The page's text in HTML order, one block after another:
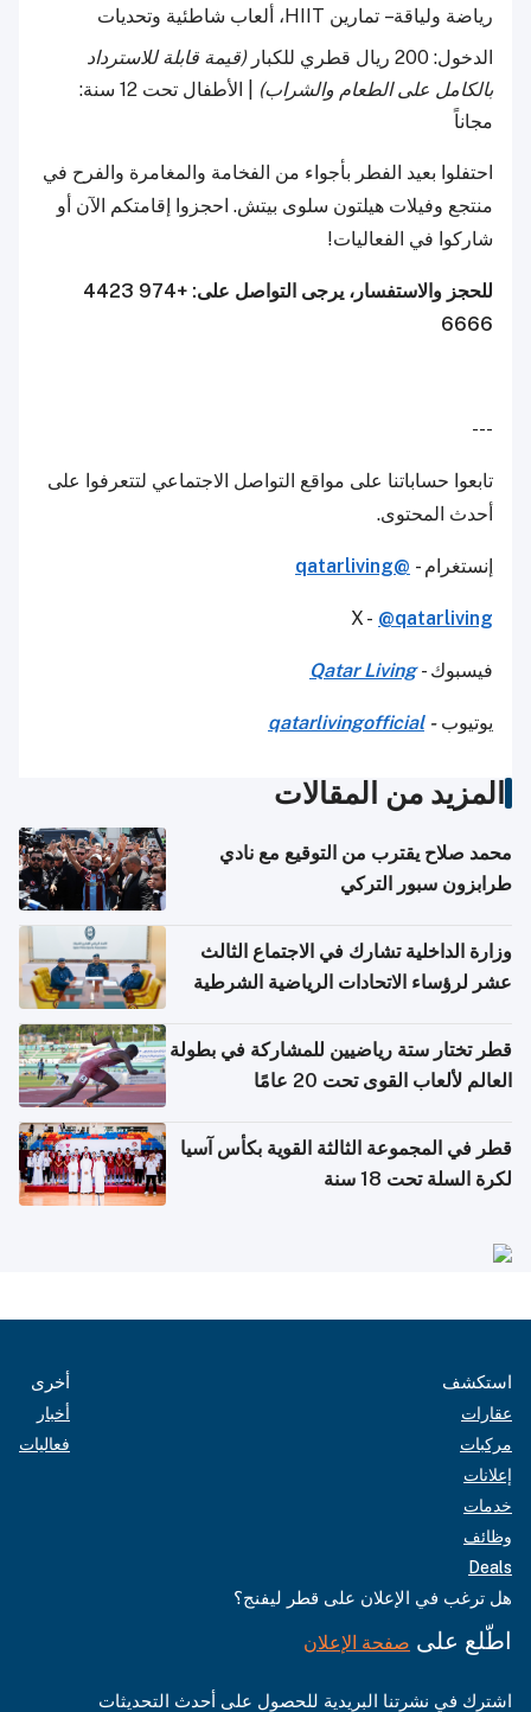
رياضة ولياقة – تمارين HIIT، ألعاب شاطئية وتحديات
الدخول: 200 ريال قطري للكبار
(قيمة قابلة للاسترداد
بالكامل على الطعام والشراب)
| الأطفال تحت 12 سنة:
مجاناً
احتفلوا بعيد الفطر بأجواء من الفخامة والمغامرة والفرح في
منتجع وفيلات هيلتون سلوى بيتش. احجزوا إقامتكم الآن أو
شاركوا في الفعاليات!
للحجز والاستفسار، يرجى التواصل على: +974 4423
6666
---
تابعوا حساباتنا على مواقع التواصل الاجتماعي لتتعرفوا على
أحدث المحتوى.
إنستغرام - @qatarliving
X - @qatarliving
فيسبوك -Qatar Living
يوتيوب-
qatarlivingofficial
المزيد من المقالات
محمد صلاح يقترب من التوقيع مع نادي
طرابزون سبور التركي
وزارة الداخلية تشارك في الاجتماع الثالث
عشر لرؤساء الاتحادات الرياضية الشرطية
قطر تختار ستة رياضيين للمشاركة في بطولة
العالم لألعاب القوى تحت 20 عامًا
قطر في المجموعة الثالثة القوية بكأس آسيا
لكرة السلة تحت 18 سنة
استكشف
عقارات
مركبات
إعلانات
خدمات
وظائف
Deals
أخرى
أخبار
فعاليات
هل ترغب في الإعلان على قطر ليفنج؟
اطّلع على صفحة الإعلان
اشترك في نشرتنا البريدية للحصول على أحدث التحديثات